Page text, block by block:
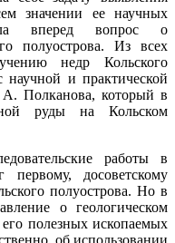
значении ее научных
вперед вопрос о
полуострова. Из всех
недр Кольского
научной и практической
Полканова, который в
руды на Кольском
работы в
досоветскому
полуострова. Но в
о геологическом
полезных ископаемых
об использовании